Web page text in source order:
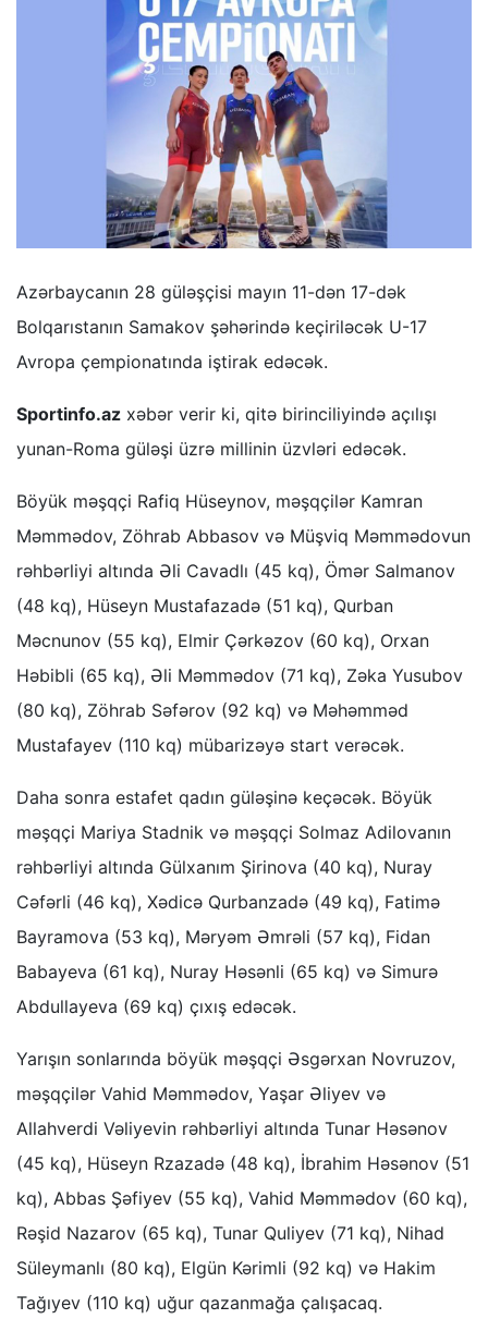
Azərbaycanın 28 güləşçisi mayın 11-dən 17-dək
Bolqarıstanın Samakov şəhərində keçiriləcək U-17
Avropa çempionatında iştirak edəcək.
Sportinfo.az xəbər verir ki, qitə birinciliyində açılışı
yunan-Roma güləşi üzrə millinin üzvləri edəcək.
Böyük məşqçi Rafiq Hüseynov, məşqçilər Kamran
Məmmədov, Zöhrab Abbasov və Müşviq Məmmədovun
rəhbərliyi altında Əli Cavadlı (45 kq), Ömər Salmanov
(48 kq), Hüseyn Mustafazadə (51 kq), Qurban
Məcnunov (55 kq), Elmir Çərkəzov (60 kq), Orxan
Həbibli (65 kq), Əli Məmmədov (71 kq), Zəka Yusubov
(80 kq), Zöhrab Səfərov (92 kq) və Məhəmməd
Mustafayev (110 kq) mübarizəyə start verəcək.
Daha sonra estafet qadın güləşinə keçəcək. Böyük
məşqçi Mariya Stadnik və məşqçi Solmaz Adilovanın
rəhbərliyi altında Gülxanım Şirinova (40 kq), Nuray
Cəfərli (46 kq), Xədicə Qurbanzadə (49 kq), Fatimə
Bayramova (53 kq), Məryəm Əmrəli (57 kq), Fidan
Babayeva (61 kq), Nuray Həsənli (65 kq) və Simurə
Abdullayeva (69 kq) çıxış edəcək.
Yarışın sonlarında böyük məşqçi Əsgərxan Novruzov,
məşqçilər Vahid Məmmədov, Yaşar Əliyev və
Allahverdi Vəliyevin rəhbərliyi altında Tunar Həsənov
(45 kq), Hüseyn Rzazadə (48 kq), İbrahim Həsənov (51
kq), Abbas Şəfiyev (55 kq), Vahid Məmmədov (60 kq),
Rəşid Nazarov (65 kq), Tunar Quliyev (71 kq), Nihad
Süleymanlı (80 kq), Elgün Kərimli (92 kq) və Hakim
Tağıyev (110 kq) uğur qazanmağa çalışacaq.